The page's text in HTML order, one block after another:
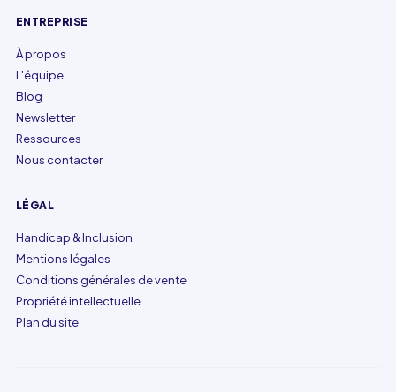
ENTREPRISE
À propos
L'équipe
Blog
Newsletter
Ressources
Nous contacter
LÉGAL
Handicap & Inclusion
Mentions légales
Conditions générales de vente
Propriété intellectuelle
Plan du site